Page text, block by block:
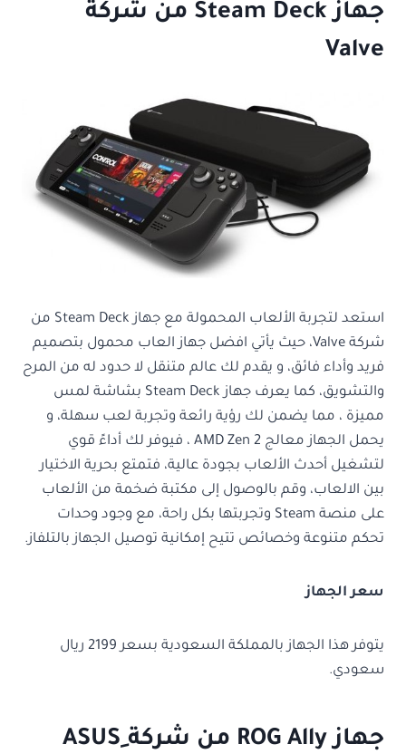
جهاز Steam Deck من شركة
Valve
استعد لتجربة الألعاب المحمولة مع جهاز Steam Deck من
شركة Valve، حيث يأتي افضل جهاز العاب محمول بتصميم
فريد وأداء فائق، و يقدم لك عالم متنقل لا حدود له من المرح
والتشويق، كما يعرف جهاز Steam Deck بشاشة لمس
مميزة ، مما يضمن لك رؤية رائعة وتجربة لعب سهلة، و
يحمل الجهاز معالج AMD Zen 2 ، فيوفر لك أداءً قوي
لتشغيل أحدث الألعاب بجودة عالية، فتمتع بحرية الاختيار
بين الالعاب، وقم بالوصول إلى مكتبة ضخمة من الألعاب
على منصة Steam وتجربتها بكل راحة، مع وجود وحدات
تحكم متنوعة وخصائص تتيح إمكانية توصيل الجهاز بالتلفاز.
سعر الجهاز
يتوفر هذا الجهاز بالمملكة السعودية بسعر 2199
ريال
سعودي.
جهاز ROG Ally من شركة ِASUS